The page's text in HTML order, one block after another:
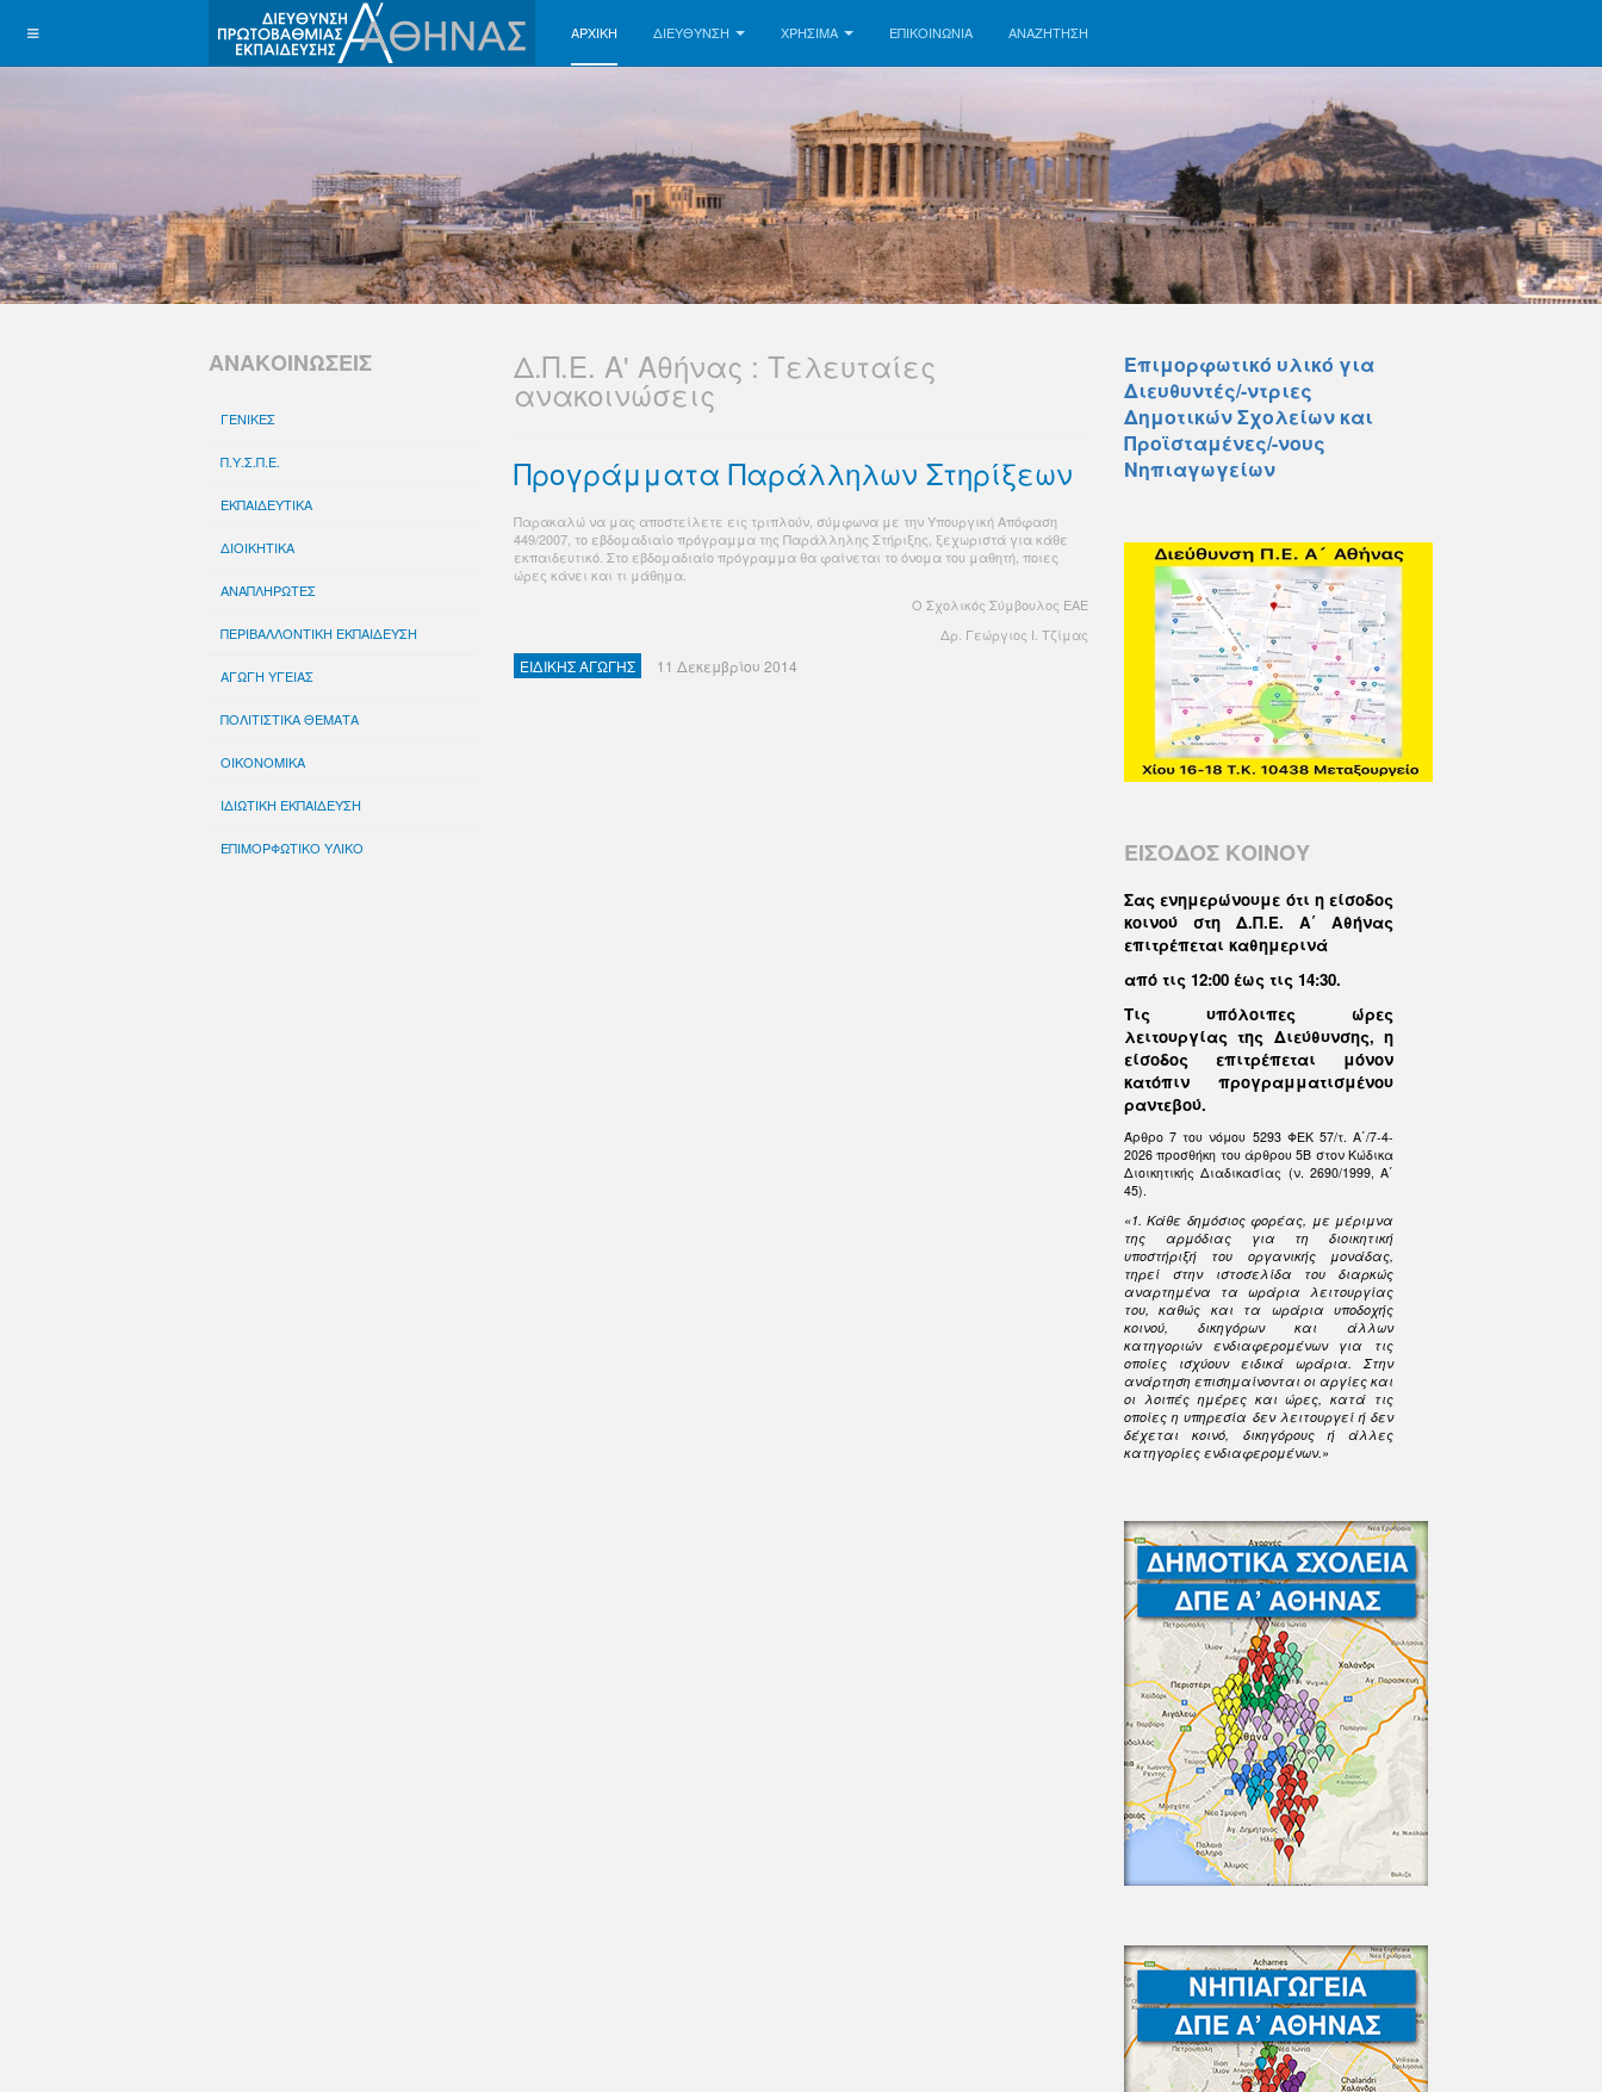
ΑΡΧΙΚΗ ΔΙΕΥΘΥΝΣΗ ΧΡΗΣΙΜΑ ΕΠΙΚΟΙΝΩΝΊΑ ΑΝΑΖΉΤΗΣΗ
Δ.Π.Ε. Α' Αθήνας : Τελευταίες
ανακοινώσεις
Προγράμματα Παράλληλων Στηρίξεων
Παρακαλώ να μας αποστείλετε εις τριπλούν, σύμφωνα με την Υπουργική Απόφαση
449/2007, το εβδομαδιαίο πρόγραμμα της Παράλληλης Στήριξης, ξεχωριστά για κάθε
εκπαιδευτικό. Στο εβδομαδιαίο πρόγραμμα θα φαίνεται το όνομα του μαθητή, ποιες
ώρες κάνει και τι μάθημα.
Ο Σχολικός Σύμβουλος ΕΑΕ
Δρ. Γεώργιος Ι. Τζίμας
ΕΙΔΙΚΗΣ ΑΓΩΓΗΣ 11 Δεκεμβρίου 2014
ΑΝΑΚΟΙΝΩΣΕΙΣ
ΓΕΝΙΚΕΣ
Π.Υ.Σ.Π.Ε.
ΕΚΠΑΙΔΕΥΤΙΚΑ
ΔΙΟΙΚΗΤΙΚΑ
ΑΝΑΠΛΗΡΩΤΕΣ
ΠΕΡΙΒΑΛΛΟΝΤΙΚΗ ΕΚΠΑΙΔΕΥΣΗ
ΑΓΩΓΗ ΥΓΕΙΑΣ
ΠΟΛΙΤΙΣΤΙΚΑ ΘΕΜΑΤΑ
ΟΙΚΟΝΟΜΙΚΑ
ΙΔΙΩΤΙΚΗ ΕΚΠΑΙΔΕΥΣΗ
ΕΠΙΜΟΡΦΩΤΙΚΟ ΥΛΙΚΟ
Επιμορφωτικό υλικό για
Διευθυντές/-ντριες
Δημοτικών Σχολείων και
Προϊσταμένες/-νους
Νηπιαγωγείων
ΕΙΣΟΔΟΣ ΚΟΙΝΟΥ
Σας ενημερώνουμε ότι η είσοδος
κοινού στη Δ.Π.Ε. Α΄ Αθήνας
επιτρέπεται καθημερινά
από τις 12:00 έως τις 14:30.
Τις υπόλοιπες ώρες
λειτουργίας της Διεύθυνσης, η
είσοδος επιτρέπεται μόνον
κατόπιν προγραμματισμένου
ραντεβού.
Άρθρο 7 του νόμου 5293 ΦΕΚ 57/τ. Α΄/7-4-
2026 προσθήκη του άρθρου 5Β στον Κώδικα
Διοικητικής Διαδικασίας (ν. 2690/1999, Α΄
45).
«1. Κάθε δημόσιος φορέας, με μέριμνα
της αρμόδιας για τη διοικητική
υποστήριξή του οργανικής μονάδας,
τηρεί στην ιστοσελίδα του διαρκώς
αναρτημένα τα ωράρια λειτουργίας
του, καθώς και τα ωράρια υποδοχής
κοινού, δικηγόρων και άλλων
κατηγοριών ενδιαφερομένων για τις
οποίες ισχύουν ειδικά ωράρια. Στην
ανάρτηση επισημαίνονται οι αργίες και
οι λοιπές ημέρες και ώρες, κατά τις
οποίες η υπηρεσία δεν λειτουργεί ή δεν
δέχεται κοινό, δικηγόρους ή άλλες
κατηγορίες ενδιαφερομένων.»